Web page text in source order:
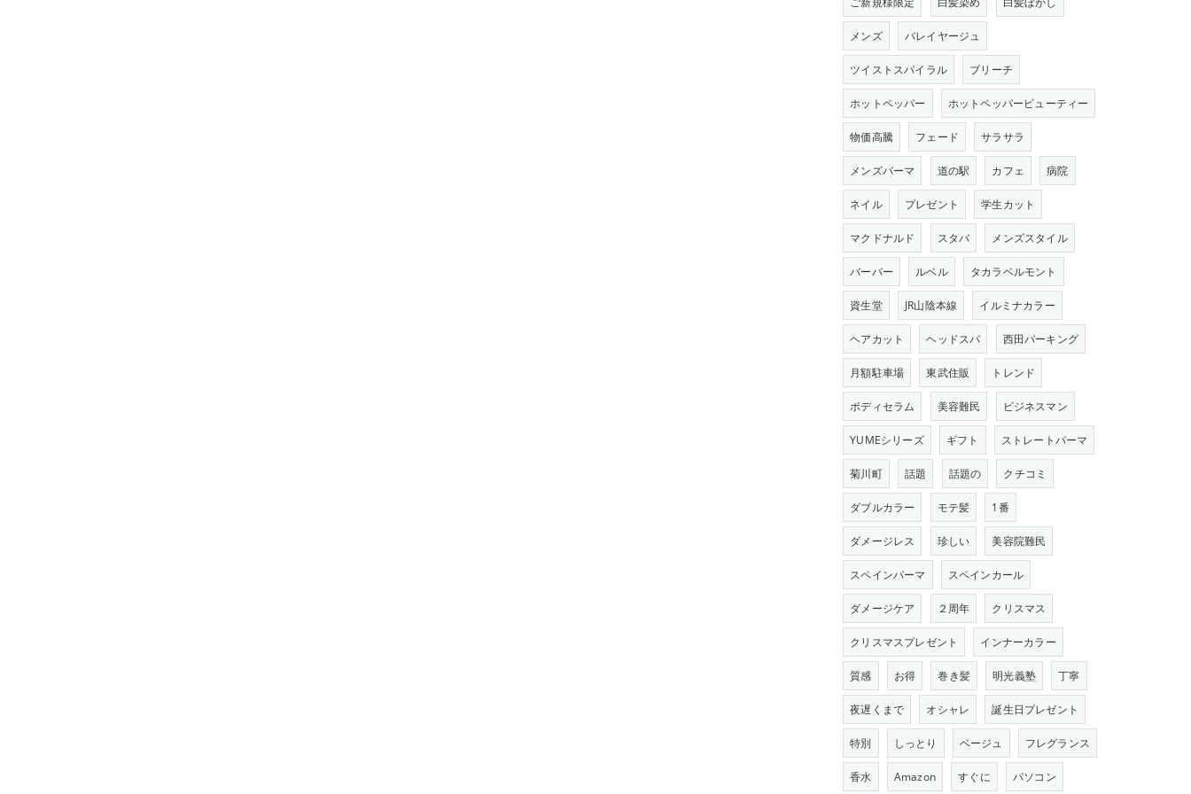
メンズ バレイヤージュ
ツイストスパイラル ブリーチ
ホットペッパー ホットペッパービューティー
物価高騰 フェード サラサラ
メンズパーマ 道の駅 カフェ 病院
ネイル プレゼント 学生カット
マクドナルド スタバ メンズスタイル
バーバー ルベル タカラベルモント
資生堂 JR山陰本線 イルミナカラー
ヘアカット ヘッドスパ 西田パーキング
月額駐車場 東武住販 トレンド
ボディセラム 美容難民 ビジネスマン
YUMEシリーズ ギフト ストレートパーマ
菊川町 話題 話題の クチコミ
ダブルカラー モテ髪 1番
ダメージレス 珍しい 美容院難民
スペインパーマ スペインカール
ダメージケア ２周年 クリスマス
クリスマスプレゼント インナーカラー
質感 お得 巻き髪 明光義塾 丁寧
夜遅くまで オシャレ 誕生日プレゼント
特別 しっとり ベージュ フレグランス
香水 Amazon すぐに パソコン